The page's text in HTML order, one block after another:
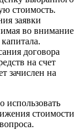
стоимость.
заявки
во внимание
договора
на счет
зачислен на
использовать
стоимости